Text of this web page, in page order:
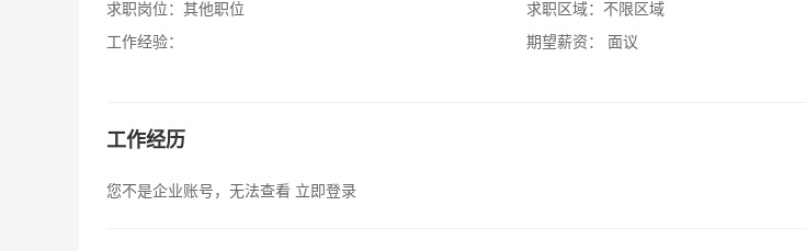
求职岗位： 其他职位
工作经验：
求职区域： 不限区域
期望薪资：
面议
工作经历
您不是企业账号，无法查看 立即登录